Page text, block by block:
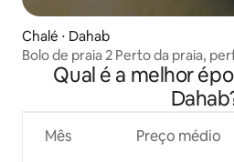
Chalé ⋅ Dahab
Bolo de praia 2 Perto da
Qual é a melhor
Mês Preço médio